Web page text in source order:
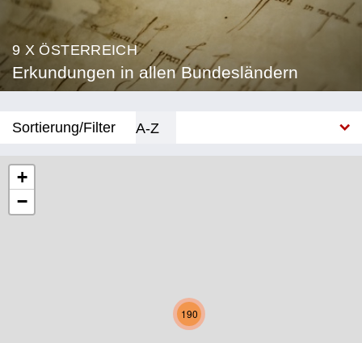
9 X ÖSTERREICH
Erkundungen in allen Bundesländern
Sortierung/Filter
A-Z
Niederösterreich
Oberösterreich
190
+
−